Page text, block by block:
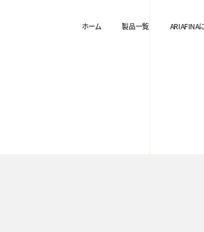
ホーム 製品一覧 ARIAFINA